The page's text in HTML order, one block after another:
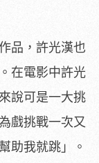
品， 許光漢也
在電影中許光
說可是一大挑
戲挑戰一次又
助我就跳」
。